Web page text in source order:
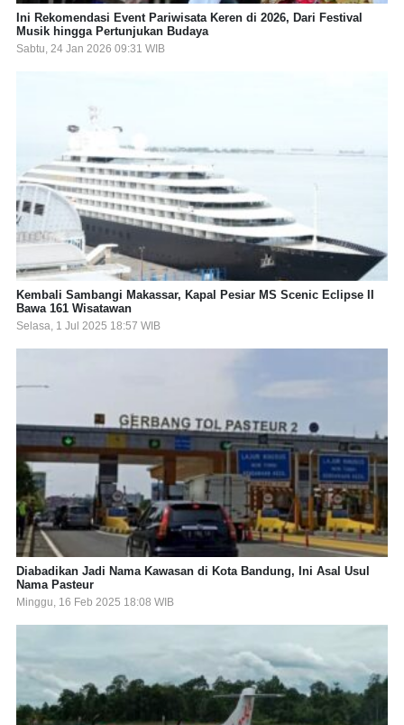
Ini Rekomendasi Event Pariwisata Keren di 2026, Dari Festival
Musik hingga Pertunjukan Budaya
Sabtu, 24 Jan 2026 09:31 WIB
Kembali Sambangi Makassar, Kapal Pesiar MS Scenic Eclipse II
Bawa 161 Wisatawan
Selasa, 1 Jul 2025 18:57 WIB
Diabadikan Jadi Nama Kawasan di Kota Bandung, Ini Asal Usul
Nama Pasteur
Minggu, 16 Feb 2025 18:08 WIB